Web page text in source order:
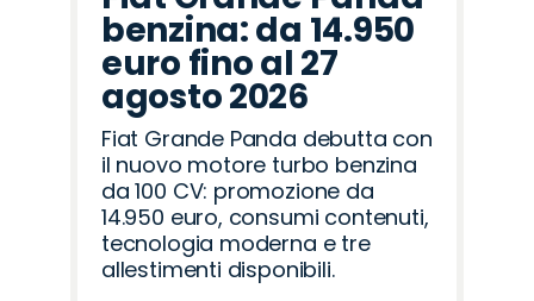
benzina: da 14.950
euro fino al 27
agosto 2026
Fiat Grande Panda debutta con
il nuovo motore turbo benzina
da 100 CV: promozione da
14.950 euro, consumi contenuti,
tecnologia moderna e tre
allestimenti disponibili.